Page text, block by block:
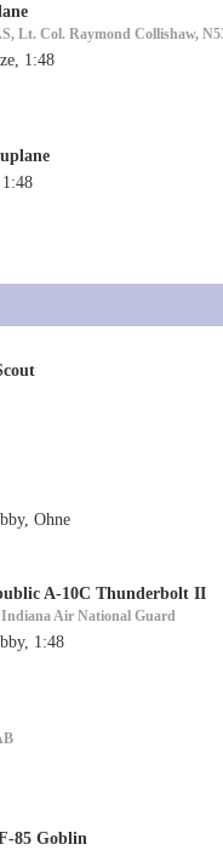
Lt. Col. Raymond Collishaw,
1:48
Ohne
A-10C Thunderbolt II
Air National Guard
1:48
85 Goblin